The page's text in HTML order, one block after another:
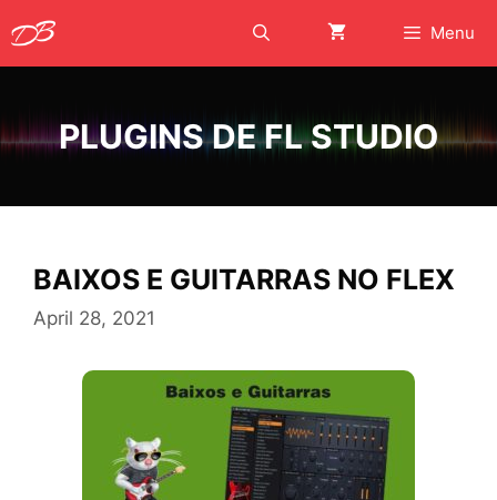
to
content
Menu
PLUGINS DE FL STUDIO
BAIXOS E GUITARRAS NO FLEX
April 28, 2021